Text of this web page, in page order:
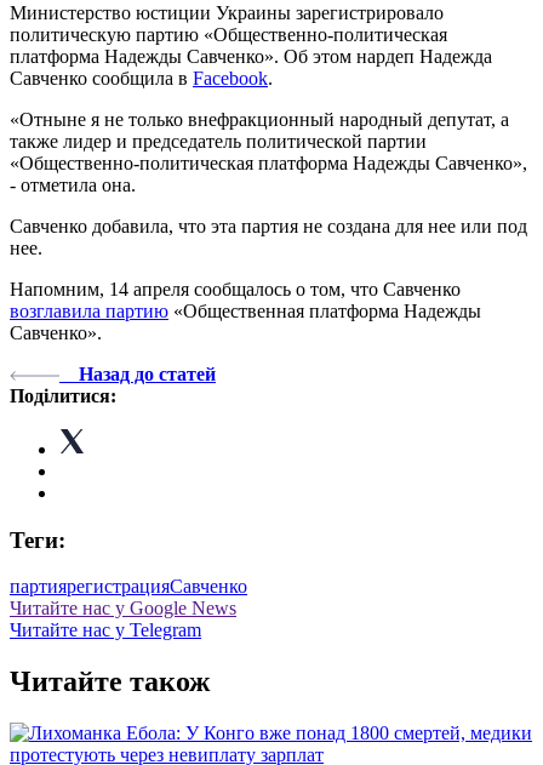
Министерство юстиции Украины зарегистрировало
политическую партию «Общественно-политическая
платформа Надежды Савченко». Об этом нардеп Надежда
Савченко сообщила в Facebook.
«Отныне я не только внефракционный народный депутат, а
также лидер и председатель политической партии
«Общественно-политическая платформа Надежды Савченко»,
- отметила она.
Савченко добавила, что эта партия не создана для нее или под
нее.
Напомним, 14 апреля сообщалось о том, что Савченко
возглавила партию «Общественная платформа Надежды
Савченко».
Назад до статей
Поділитися:
Теги:
партиярегистрацияСавченко
Читайте нас у Google News
Читайте нас у Telegram
Читайте також